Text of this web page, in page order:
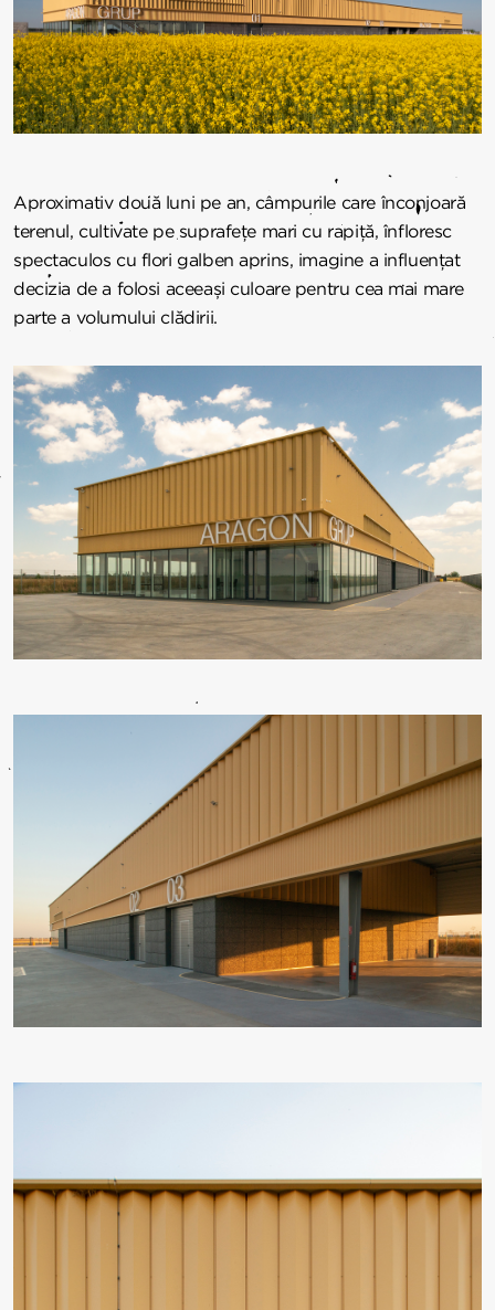
Aproximativ două luni pe an, câmpurile care înconjoară
terenul, cultivate pe suprafețe mari cu rapiță, înfloresc
spectaculos cu flori galben aprins, imagine a influențat
decizia de a folosi aceeași culoare pentru cea mai mare
parte a volumului clădirii.